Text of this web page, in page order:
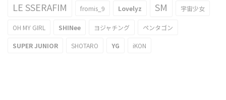
LE SSERAFIM fromis_9 Lovelyz SM 宇宙少女
OH MY GIRL SHINee ヨジャチング ペンタゴン
SUPER JUNIOR SHOTARO YG iKON